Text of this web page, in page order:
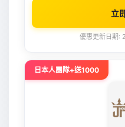
立
優惠更新日期:
日本人團隊+送1000